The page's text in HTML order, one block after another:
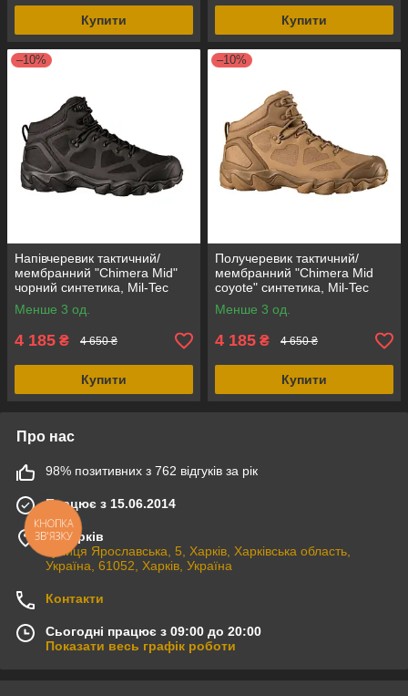
Купити Купити
–10%
Напівчеревик тактичний/
мембранний "Сhimera Mid"
чорний синтетика, Mil-Tec
Німеччина
Менше 3 од.
4 185 ₴ 4 650 ₴
Купити
–10%
Получеревик тактичний/
мембранний "Chimera Mid
coyote" синтетика, Mil-Tec
Німеччина
Менше 3 од.
4 185 ₴ 4 650 ₴
Купити
Про нас
98% позитивних з 762 відгуків за рік
Працює з 15.06.2014
м. Харків
вулиця Ярославська, 5, Харків, Харківська область,
Україна, 61052, Харків, Україна
Контакти
Сьогодні працює з 09:00 до 20:00
Показати весь графік роботи
КНОПКА
ЗВ'ЯЗКУ